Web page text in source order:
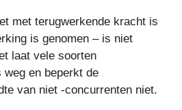
met terugwerkende kracht is
is genomen – is niet
laat vele soorten
en beperkt de
van niet -concurrenten niet.